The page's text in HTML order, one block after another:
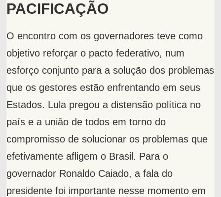
PACIFICAÇÃO
O encontro com os governadores teve como
objetivo reforçar o pacto federativo, num
esforço conjunto para a solução dos problemas
que os gestores estão enfrentando em seus
Estados. Lula pregou a distensão política no
país e a união de todos em torno do
compromisso de solucionar os problemas que
efetivamente afligem o Brasil. Para o
governador Ronaldo Caiado, a fala do
presidente foi importante nesse momento em